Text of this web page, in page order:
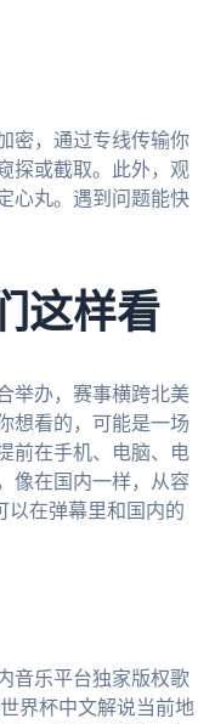
密，通过专线传输你
探或截取。此外，观
心丸。遇到问题能快
这样看
举办，赛事横跨北美
想看的，可能是一场
前在手机、电脑、电
像在国内一样，从容
以在弹幕里和国内的
音乐平台独家版权歌
界杯中文解说当前地